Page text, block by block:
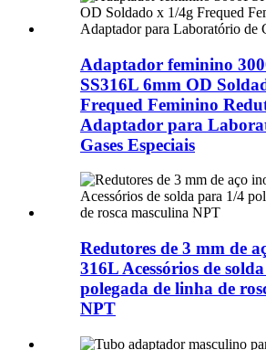
Adaptador feminino
SS316L 6mm OD
Frequed Feminino
Adaptador para
Gases Especiais
Redutores de 3 mm de
316L Acessórios de
polegada de linha de
NPT